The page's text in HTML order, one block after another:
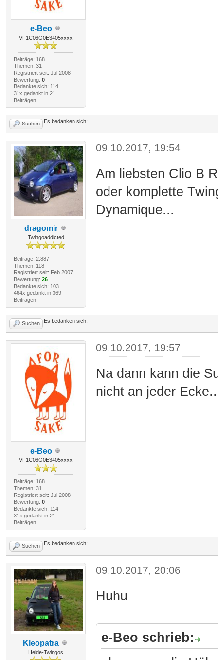
e-Beo
VF1C06G0E3405xxxx
Beiträge: 168
Themen: 31
Registriert seit: Jul 2008
Bewertung: 0
Bedankte sich: 114
31x gedankt in 21
Beiträgen
Suchen Es bedanken sich:
dragomir
Twingoaddicted
Beiträge: 2.887
Themen: 118
Registriert seit: Feb 2007
Bewertung: 26
Bedankte sich: 103
464x gedankt in 369
Beiträgen
09.10.2017, 19:54
Am liebsten Clio B
oder komplette
Dynamique...
Suchen Es bedanken sich:
e-Beo
VF1C06G0E3405xxxx
Beiträge: 168
Themen: 31
Registriert seit: Jul 2008
Bewertung: 0
Bedankte sich: 114
31x gedankt in 21
Beiträgen
09.10.2017, 19:57
Na dann kann die
nicht an jeder
Suchen Es bedanken sich:
Kleopatra
Heide-Twingos
09.10.2017, 20:06
Huhu
e-Beo schrieb: